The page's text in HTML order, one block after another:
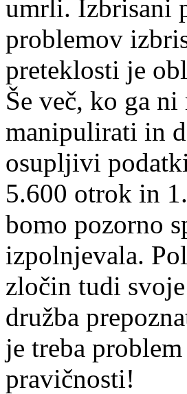
umrli. Izbrisani
problemov
preteklosti je
Še več, ko ga
manipulirati in
osupljivi
5.600 otrok in
bomo pozorno
izpolnjevala.
zločin tudi
družba
je treba
pravičnosti!